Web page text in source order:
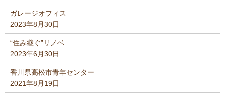
ガレージオフィス
2023年8月30日
“住み継ぐ”リノベ
2023年6月30日
香川県高松市青年センター
2021年8月19日